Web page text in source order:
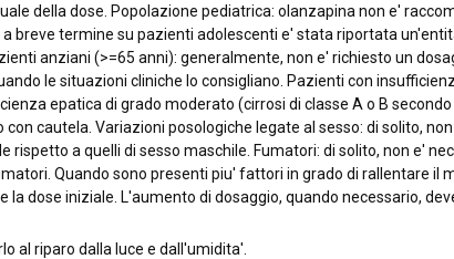
della dose. Popolazione pediatrica: olanzapina non e'
breve termine su pazienti adolescenti e' stata riportata
anziani (>=65 anni): generalmente, non e' richiesto un
le situazioni cliniche lo consigliano. Pazienti con
epatica di grado moderato (cirrosi di classe A o B
cautela. Variazioni posologiche legate al sesso: di solito,
a quelli di sesso maschile. Fumatori: di solito, non e'
Quando sono presenti piu' fattori in grado di rallentare il
dose iniziale. L'aumento di dosaggio, quando necessario,
al riparo dalla luce e dall'umidita'.